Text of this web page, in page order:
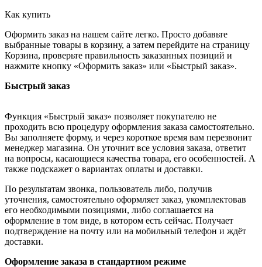
Как купить
Оформить заказ на нашем сайте легко. Просто добавьте
выбранные товары в корзину, а затем перейдите на страницу
Корзина, проверьте правильность заказанных позиций и
нажмите кнопку «Оформить заказ» или «Быстрый заказ».
Быстрый заказ
Функция «Быстрый заказ» позволяет покупателю не
проходить всю процедуру оформления заказа самостоятельно.
Вы заполняете форму, и через короткое время вам перезвонит
менеджер магазина. Он уточнит все условия заказа, ответит
на вопросы, касающиеся качества товара, его особенностей. А
также подскажет о вариантах оплаты и доставки.
По результатам звонка, пользователь либо, получив
уточнения, самостоятельно оформляет заказ, укомплектовав
его необходимыми позициями, либо соглашается на
оформление в том виде, в котором есть сейчас. Получает
подтверждение на почту или на мобильный телефон и ждёт
доставки.
Оформление заказа в стандартном режиме